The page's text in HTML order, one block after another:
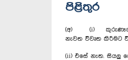
පිළිතුර
(අ) (i) කුරුණෑගල
නැවත විවෘත කිරීමට
(ii) එසේ නැත. සියලු